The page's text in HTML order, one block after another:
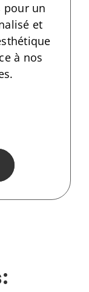
pour un
et
à nos